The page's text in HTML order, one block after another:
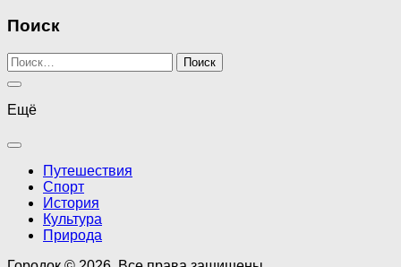
Поиск
Найти:
Ещё
Путешествия
Спорт
История
Культура
Природа